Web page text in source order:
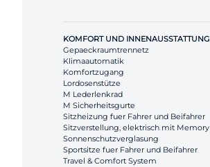
KOMFORT UND INNENAUSSTATTUNG
Gepaeckraumtrennetz
Klimaautomatik
Komfortzugang
Lordosenstütze
M Lederlenkrad
M Sicherheitsgurte
Sitzheizung fuer Fahrer und Beifahrer
Sitzverstellung, elektrisch mit Memory
Sonnenschutzverglasung
Sportsitze fuer Fahrer und Beifahrer
Travel & Comfort System